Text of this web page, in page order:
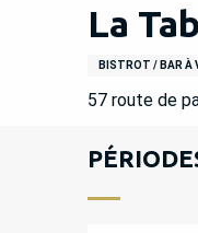
La
BISTROT / BAR À
57 route de